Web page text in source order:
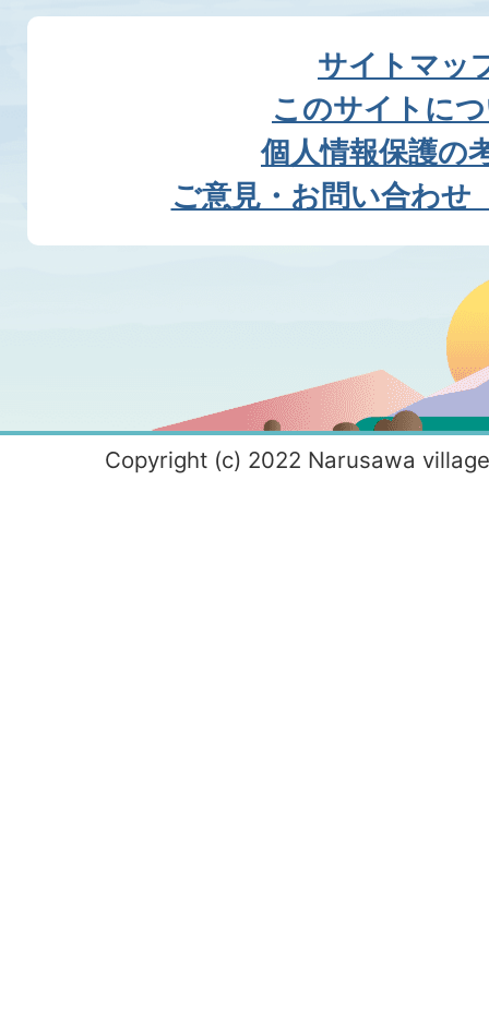
サイトマッ
このサイトに
個人情報保護の
ご意見・お問い合わせ
Copyright (c) 2022 Narusawa